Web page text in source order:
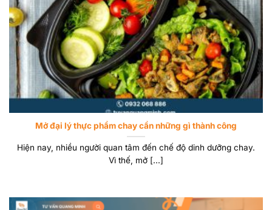
Mở đại lý thực phẩm chay cần những gì thành công
Hiện nay, nhiều người quan tâm đến chế độ dinh dưỡng chay.
Vì thế, mở [...]